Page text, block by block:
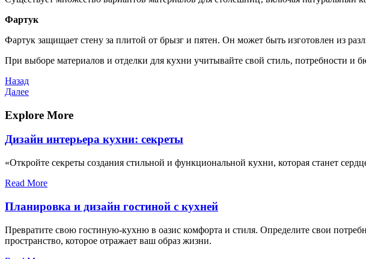
Фартук
Фартук защищает стену за плитой от брызг и пятен. Он может быть изготовлен из
При выборе материалов и отделки для кухни учитывайте свой стиль‚ потребности
Навигация
по
записям
Предыдущая
запись
Назад
Следующая
Далее
Explore More
Дизайн интерьера кухни: секреты
«Откройте секреты создания стильной и функциональной кухни, которая станет
Read More
Планировка и дизайн гостиной с кухней
Превратите свою гостиную-кухню в оазис комфорта и стиля. Определите свои
пространство, которое отражает ваш образ жизни.